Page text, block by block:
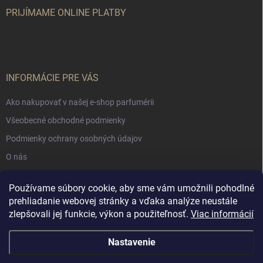
Používame súbory cookie, aby sme vám umožnili pohodlné
prehliadanie webovej stránky a vďaka analýze neustále
zlepšovali jej funkcie, výkon a použiteľnosť. Viac informácií
Nastavenie
PRIJÍMAME ONLINE PLATBY
INFORMÁCIE PRE VÁS
Ako nakupovať v našej e-shop parfumérii
Všeobecné obchodné podmienky
Podmienky ochrany osobných údajov
O nás
NÁKUPNÝ KOŠÍK
0 ks /€0